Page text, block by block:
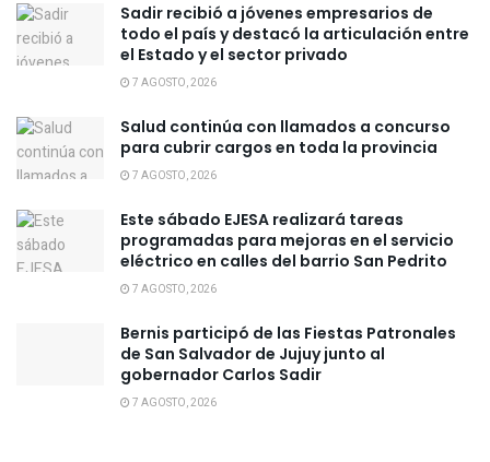
Sadir recibió a jóvenes empresarios de
todo el país y destacó la articulación entre
el Estado y el sector privado
7 AGOSTO, 2026
Salud continúa con llamados a concurso
para cubrir cargos en toda la provincia
7 AGOSTO, 2026
Este sábado EJESA realizará tareas
programadas para mejoras en el servicio
eléctrico en calles del barrio San Pedrito
7 AGOSTO, 2026
Bernis participó de las Fiestas Patronales
de San Salvador de Jujuy junto al
gobernador Carlos Sadir
7 AGOSTO, 2026